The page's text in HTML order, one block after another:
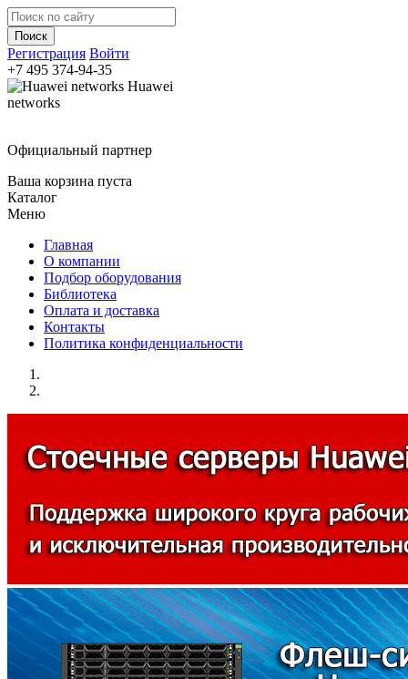
Регистрация Войти
+7 495 374-94-35
Huawei
networks
Официальный партнер
Ваша корзина пуста
Каталог
Меню
Главная
О компании
Подбор оборудования
Библиотека
Оплата и доставка
Контакты
Политика конфиденциальности